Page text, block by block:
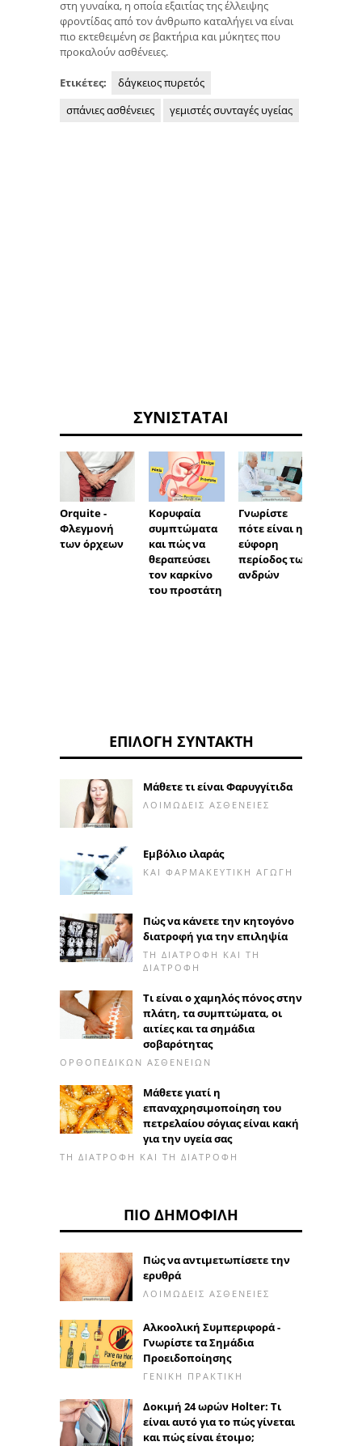
στη γυναίκα, η οποία εξαιτίας της έλλειψης
φροντίδας από τον άνθρωπο καταλήγει να είναι
πιο εκτεθειμένη σε βακτήρια και μύκητες που
προκαλούν ασθένειες.
Ετικέτες:
δάγκειος πυρετός
σπάνιες ασθένειες
γεμιστές συνταγές υγείας
ΣΥΝΙΣΤΆΤΑΙ
Orquite -
Φλεγμονή
των όρχεων
Κορυφαία
συμπτώματα
και πώς να
θεραπεύσει
τον καρκίνο
του προστάτη
Γνωρίστε
πότε είναι η
εύφορη
περίοδος των
ανδρών
ΕΠΙΛΟΓΉ ΣΥΝΤΆΚΤΗ
Μάθετε τι είναι Φαρυγγίτιδα
ΛΟΙΜΏΔΕΙΣ ΑΣΘΈΝΕΙΕΣ
Εμβόλιο ιλαράς
ΚΑΙ ΦΑΡΜΑΚΕΥΤΙΚΉ ΑΓΩΓΉ
Πώς να κάνετε την κητογόνο
διατροφή για την επιληψία
ΤΗ ΔΙΑΤΡΟΦΉ ΚΑΙ ΤΗ
ΔΙΑΤΡΟΦΉ
Τι είναι ο χαμηλός πόνος στην
πλάτη, τα συμπτώματα, οι
αιτίες και τα σημάδια
σοβαρότητας
ΟΡΘΟΠΕΔΙΚΏΝ ΑΣΘΕΝΕΙΏΝ
Μάθετε γιατί η
επαναχρησιμοποίηση του
πετρελαίου σόγιας είναι κακή
για την υγεία σας
ΤΗ ΔΙΑΤΡΟΦΉ ΚΑΙ ΤΗ ΔΙΑΤΡΟΦΉ
ΠΙΟ ΔΗΜΟΦΙΛΉ
Πώς να αντιμετωπίσετε την
ερυθρά
ΛΟΙΜΏΔΕΙΣ ΑΣΘΈΝΕΙΕΣ
Αλκοολική Συμπεριφορά -
Γνωρίστε τα Σημάδια
Προειδοποίησης
ΓΕΝΙΚΉ ΠΡΑΚΤΙΚΉ
Δοκιμή 24 ωρών Holter: Τι
είναι αυτό για το πώς γίνεται
και πώς είναι έτοιμο;